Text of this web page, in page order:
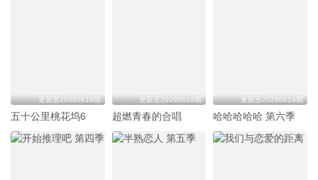
更新至20260619期
五十公里桃花坞6
更新至20260619期
超燃青春的合唱
更新至20260619期
哈哈哈哈哈 第六季